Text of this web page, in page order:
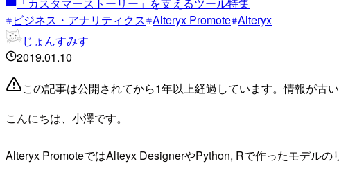
「カスタマーストーリー」を支えるツール特集
ビジネス・アナリティクス Alteryx Promote Alteryx
じょんすみす
2019.01.10
この記事は公開されてから1年以上経過しています。情報が古
こんにちは、小澤です。
Alteryx PromoteではAlteyx DesignerやPython, Rで作ったモデルの